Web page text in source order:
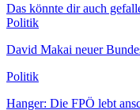
Das könnte dir auch
Politik
David Makai neuer
Politik
Hanger: Die FPÖ lebt